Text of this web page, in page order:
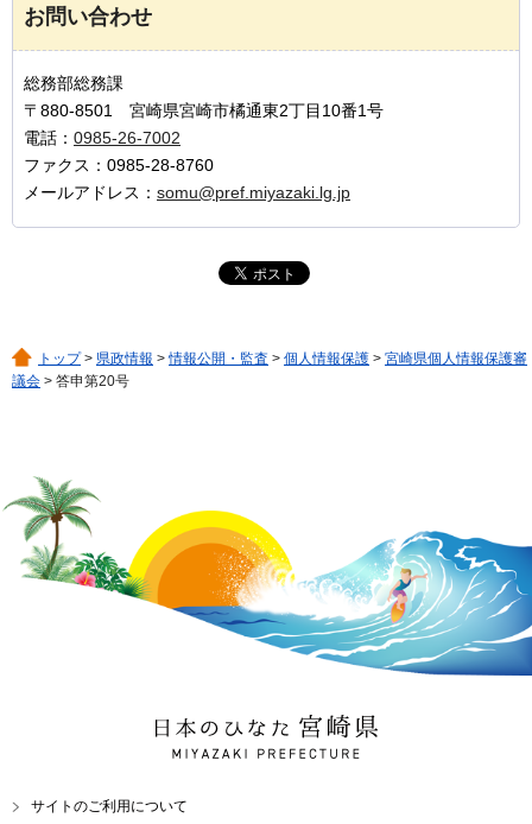
お問い合わせ
総務部総務課
〒880-8501 宮崎県宮崎市橘通東2丁目10番1号
電話： 0985-26-7002
ファクス：0985-28-8760
メールアドレス： somu@pref.miyazaki.lg.jp
トップ> 県政情報 >情報公開・監査 > 個人情報保護 > 宮崎県個人情報保護審
議会 > 答申第20号
日本のひなた 宮崎県
MIYAZAKI PREFECTURE
サイトのご利用について